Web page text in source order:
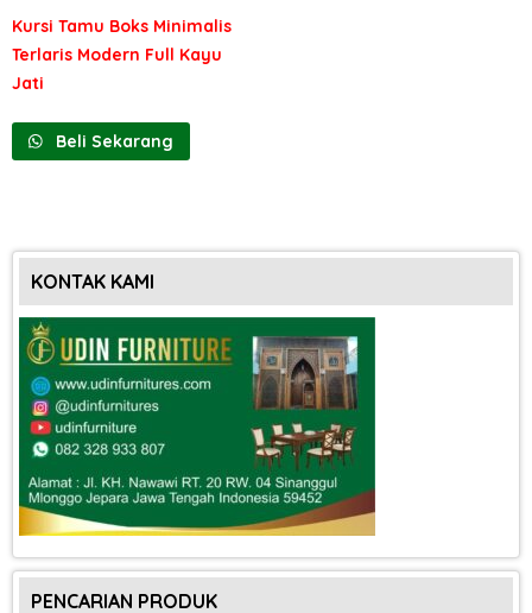
Kursi Tamu Boks Minimalis
Terlaris Modern Full Kayu
Jati
Beli Sekarang
KONTAK KAMI
PENCARIAN PRODUK